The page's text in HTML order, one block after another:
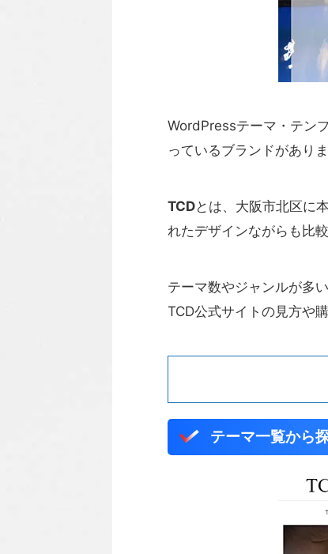
WordPressテーマ・テン
っているブランドがありま
TCDとは、大阪市北区に
れたデザインながらも比
テーマ数やジャンルが多
TCD公式サイトの見方や
テーマ一覧から